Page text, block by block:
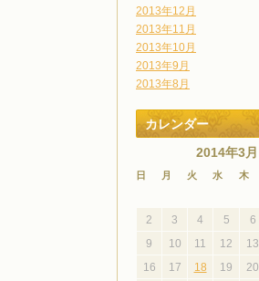
2013年12月
2013年11月
2013年10月
2013年9月
2013年8月
カレンダー
2014年3月
日 月 火 水 木
2
3 4 5 6
9
10 11 12 13
16
17 18 19 20